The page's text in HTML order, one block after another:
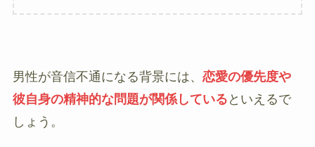
男性が音信不通になる背景には、 恋愛の優先度や
彼自身の精神的な問題が関係している といえるで
しょう。